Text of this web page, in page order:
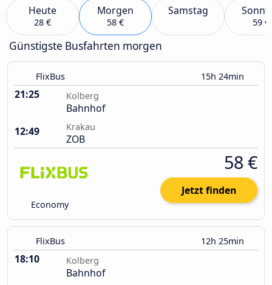
Heute
28 €
Morgen
58 €
Samstag
59 €
Günstigste Busfahrten morgen
FlixBus 15h 24min
21:25 Kolberg
Bahnhof
12:49
Krakau
ZOB
Economy
58 €
Jetzt finden
FlixBus 12h 25min
18:10 Kolberg
Bahnhof